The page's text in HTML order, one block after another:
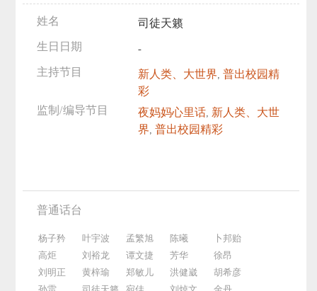
姓名
司徒天籁
生日日期
-
主持节目
新人类、大世界, 普出校园精
彩
监制/编导节目
夜妈妈心里话, 新人类、大世
界, 普出校园精彩
普通话台
杨子矜 叶宇波 孟繁旭 陈曦
卜邦贻
高炬
刘裕龙 谭文捷 芳华
徐昂
刘明正
黄梓瑜 郑敏儿 洪健崴
胡希彦